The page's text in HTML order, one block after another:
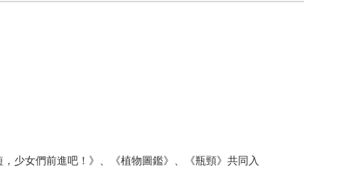
少女們前進吧！》、《植物圖鑑》、《瓶頸》共同入